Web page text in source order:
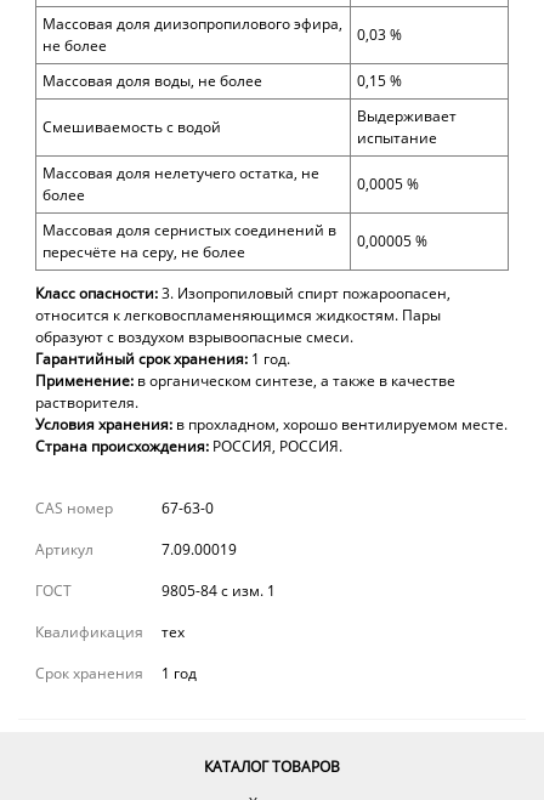
Массовая доля диизопропилового эфира,
не более
0,03 %
Массовая доля воды, не более 0,15 %
Смешиваемость с водой
Выдерживает
испытание
Массовая доля нелетучего остатка, не
более
0,0005 %
Массовая доля сернистых соединений в
пересчёте на серу, не более
0,00005 %
Класс опасности:3. Изопропиловый спирт пожароопасен,
относится к легковоспламеняющимся жидкостям. Пары
образуют с воздухом взрывоопасные смеси.
Гарантийный срокхранения: 1 год.
Применение: в органическом синтезе, а также в качестве
растворителя.
Условия хранения: в прохладном, хорошо вентилируемом месте.
Страна происхождения: РОССИЯ, РОССИЯ.
CAS номер
67-63-0
Артикул
7.09.00019
ГОСТ
9805-84 с изм. 1
Квалификация
тех
Срок хранения
1 год
КАТАЛОГ ТОВАРОВ